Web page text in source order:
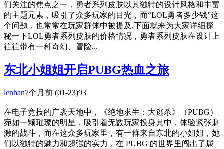
们关注的焦点之一，勇者系列皮肤以其独特的设计风格和丰富
的主题元素，吸引了众多玩家的目光，而“LOL勇者多少钱”这
个问题，也常常在玩家群体中被提及,下面就来为大家详细探
秘一下LOL勇者系列皮肤的价格情况，勇者系列皮肤在设计上
往往带有一种奇幻、冒险...
东北小姐姐开启PUBG热血之旅
lenhan7个月前 (01-23)93
在电子竞技的广袤天地中，《绝地求生：大逃杀》（PUBG）
宛如一颗璀璨的明星，吸引着无数玩家投身其中，体验紧张刺
激的战斗，而在这众多玩家里，有一群来自东北的小姐姐，她
们以独特的魅力和超强的实力，在 PUBG 的世界里闯出了属